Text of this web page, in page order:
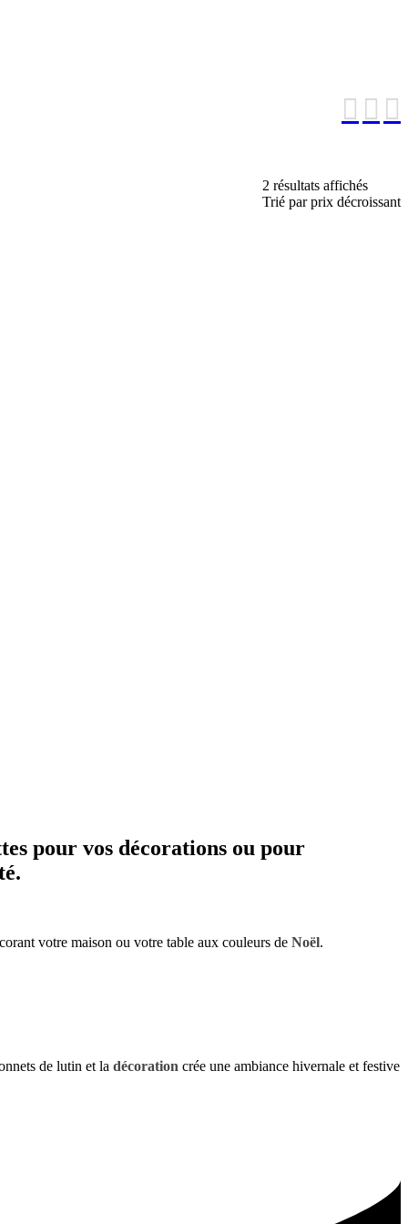
2 résultats affichés
Trié par prix décroissant
pour vos décorations ou pour
votre maison ou votre table aux couleurs de Noël.
de lutin et la décoration crée une ambiance hivernale et festive